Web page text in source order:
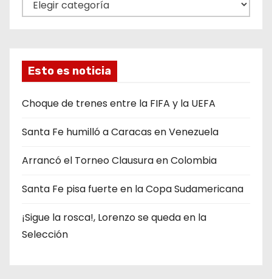
a
o
r
a
Esto es noticia
Choque de trenes entre la FIFA y la UEFA
Santa Fe humilló a Caracas en Venezuela
Arrancó el Torneo Clausura en Colombia
Santa Fe pisa fuerte en la Copa Sudamericana
¡Sigue la rosca!, Lorenzo se queda en la
Selección